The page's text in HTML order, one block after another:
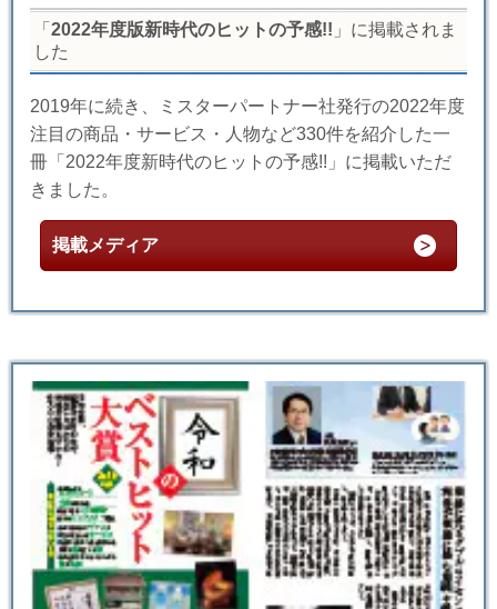
「 2022年度版新時代のヒットの予感!! 」に掲載されま
した
2019年に続き、ミスターパートナー社発行の2022年度
注目の商品・サービス・人物など330件を紹介した一
冊「2022年度新時代のヒットの予感!!」に掲載いただ
きました。
掲載メディア